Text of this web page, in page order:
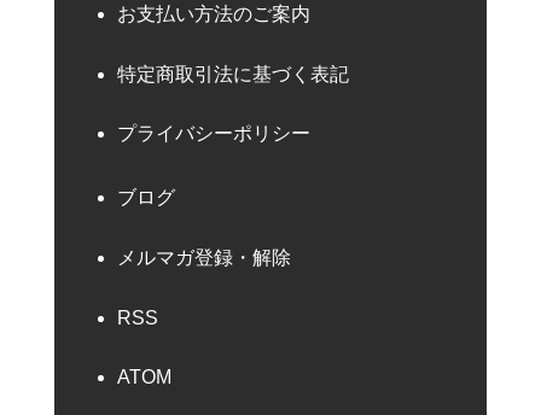
お支払い方法のご案内
特定商取引法に基づく表記
プライバシーポリシー
ブログ
メルマガ登録・解除
RSS
ATOM